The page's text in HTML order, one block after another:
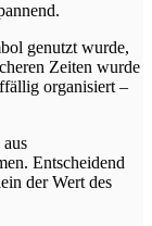
genutzt wurde,
Zeiten wurde
organisiert –
Entscheidend
der Wert des